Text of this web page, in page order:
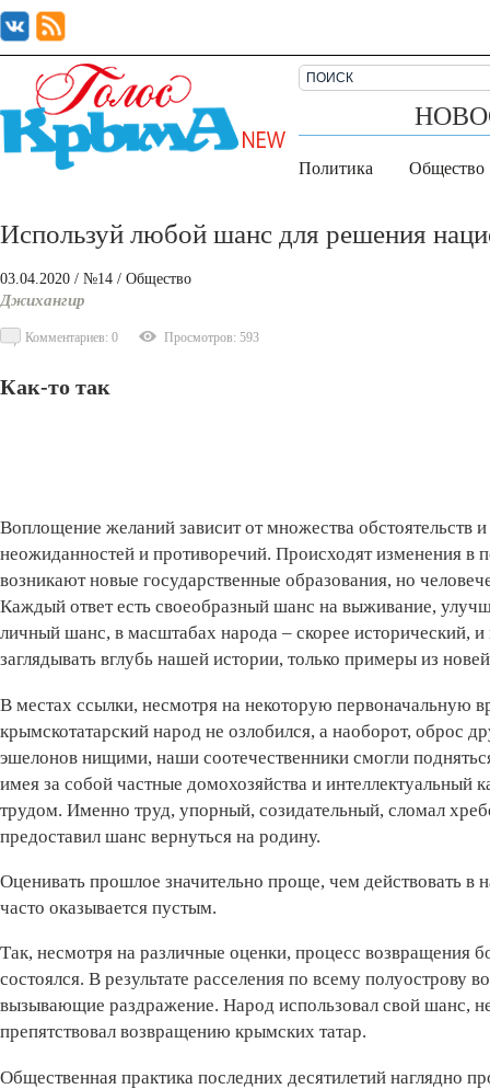
Политика Общество
Используй любой шанс для решения
03.04.2020 / №14 / Общество
Джихангир
Комментариев: 0 Просмотров: 593
Как-то так
Воплощение желаний зависит от множества обстоятельств
неожиданностей и противоречий. Происходят изменения в
возникают новые государственные образования, но
Каждый ответ есть своеобразный шанс на выживание,
личный шанс, в масштабах народа – скорее исторический,
заглядывать вглубь нашей истории, только примеры из
В местах ссылки, несмотря на некоторую первоначальную
крымскотатарский народ не озлобился, а наоборот, оброс
эшелонов нищими, наши соотечественники смогли
имея за собой частные домохозяйства и
трудом. Именно труд, упорный, созидательный, сломал
предоставил шанс вернуться на родину.
Оценивать прошлое значительно проще, чем действовать
часто оказывается пустым.
Так, несмотря на различные оценки, процесс возвращения
состоялся. В результате расселения по всему полуострову
вызывающие раздражение. Народ использовал свой шанс,
препятствовал возвращению крымских татар.
Общественная практика последних десятилетий наглядно